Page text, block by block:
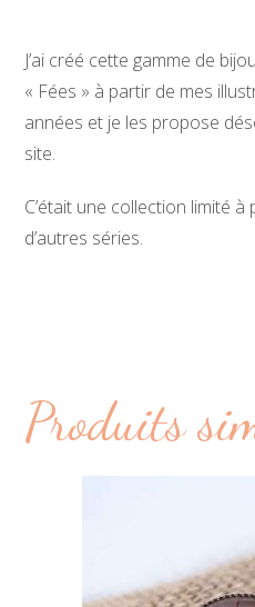
J’ai créé cette gamme de
« Fées » à partir de mes
années et je les propose
site.
C’était une collection limité à
d’autres séries.
Produits